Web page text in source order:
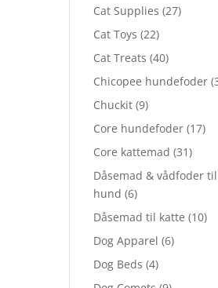
Cat Supplies (27)
Cat Toys (22)
Cat Treats (40)
Chicopee hundefoder
Chuckit (9)
Core hundefoder (17)
Core kattemad (31)
Dåsemad & vådfoder til
hund (6)
Dåsemad til katte (10)
Dog Apparel (6)
Dog Beds (4)